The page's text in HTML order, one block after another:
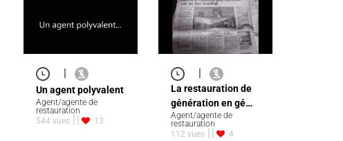
Un agent polyvalent
Agent/agente de
restauration
544 vues
13
La restauration de
génération en gé…
Agent/agente de
restauration
112 vues
4